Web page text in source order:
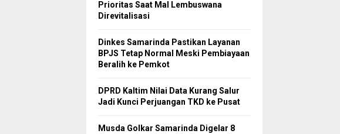
Prioritas Saat Mal Lembuswana
Direvitalisasi
Dinkes Samarinda Pastikan Layanan
BPJS Tetap Normal Meski Pembiayaan
Beralih ke Pemkot
DPRD Kaltim Nilai Data Kurang Salur
Jadi Kunci Perjuangan TKD ke Pusat
Musda Golkar Samarinda Digelar 8